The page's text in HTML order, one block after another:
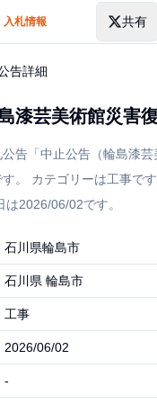
キップ
入札情報 共有
告詳細
漆芸美術館災害復
告「中止公告（輪島漆
。 カテゴリーは工事で
2026/06/02です。
石川県輪島市
石川県 輪島市
工事
2026/06/02
-